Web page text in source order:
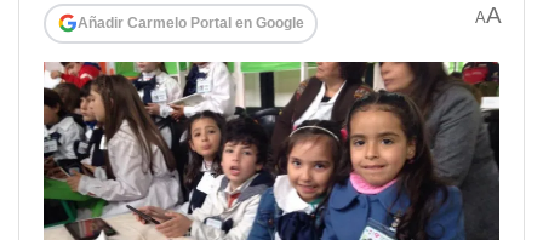
Añadir Carmelo Portal en Google AA